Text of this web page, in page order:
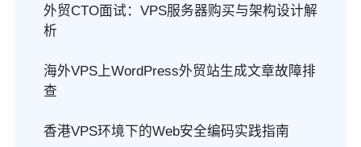
外贸CTO面试：VPS服务器购买与架构设计解
析
海外VPS上WordPress外贸站生成文章故障排
查
香港VPS环境下的Web安全编码实践指南